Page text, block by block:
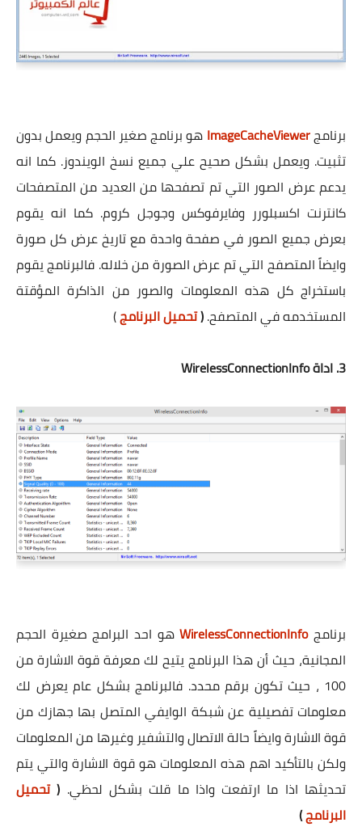
برنامجImageCacheViewer هو برنامج صغير الحجم ويعمل بدون
تثبيت. ويعمل بشكل صحيح علي جميع نسخ الويندوز. كما انه
يدعم عرض الصور التي تم تصفحها من العديد من المتصفحات
كانترنت اكسبلورر وفايرفوكس وجوجل كروم. كما انه يقوم
بعرض جميع الصور في صفحة واحدة مع تاريخ عرض كل صورة
وايضاً المتصفح التي تم عرض الصورة من خلاله. فالبرنامج يقوم
باستخراج كل هذه المعلومات والصور من الذاكرة المؤقتة
المستخدمه في المتصفح.(تحميل البرنامج)
3. اداة WirelessConnectionInfo
برنامجWirelessConnectionInfoهو احد البرامج صغيرة الحجم
المجانية، حيث أن هذا البرنامج يتيح لك معرفة قوة الاشارة من
100 ، حيث تكون برقم محدد. فالبرنامج بشكل عام يعرض لك
معلومات تفصيلية عن شبكة الوايفي المتصل بها جهازك من
قوة الاشارة وايضاً حالة الاتصال والتشفير وغيرها من المعلومات
ولكن بالتأكيد اهم هذه المعلومات هو قوة الاشارة والتي يتم
تحديثها اذا ما ارتفعت واذا ما قلت بشكل لحظي. (تحميل
البرنامج)